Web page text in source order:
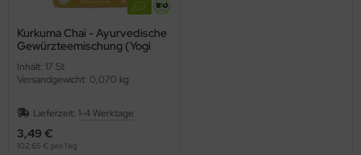
Kurkuma Chai - Ayurvedische
Gewürzteemischung (Yogi
Inhalt: 17 St
Versandgewicht: 0,070 kg
Lieferzeit: 1-4 Werktage
3,49 €
102,65 € pro 1 kg